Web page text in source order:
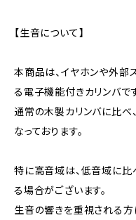
【生音について】
本商品は、イヤホンや外部
る電子機能付きカリンバです
通常の木製カリンバに比
なっております。
特に高音域は、低音域に比
る場合がございます。
生音の響きを重視される方